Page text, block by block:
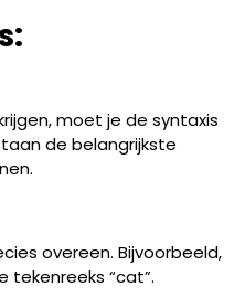
moet je de syntaxis
de belangrijkste
overeen. Bijvoorbeeld,
“cat”.